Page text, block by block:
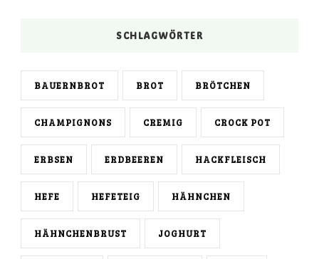
SCHLAGWÖRTER
BAUERNBROT BROT BRÖTCHEN
CHAMPIGNONS CREMIG CROCK POT
ERBSEN ERDBEEREN HACKFLEISCH
HEFE HEFETEIG HÄHNCHEN
HÄHNCHENBRUST JOGHURT